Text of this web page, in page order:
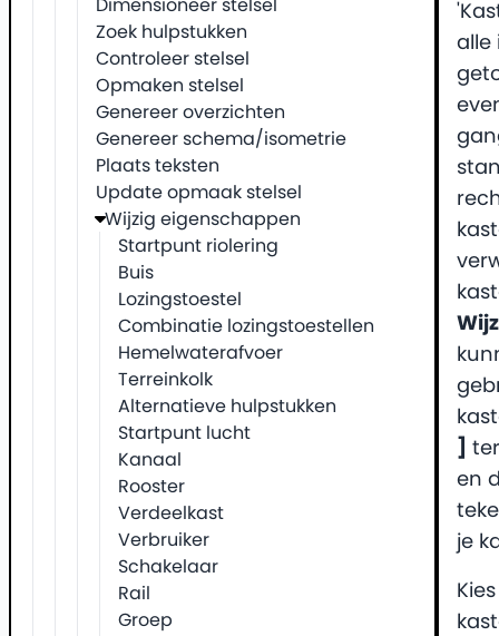
Dimensioneer stelsel
Zoek hulpstukken
Controleer stelsel
Opmaken stelsel
Genereer overzichten
Genereer schema/isometrie
Plaats teksten
Update opmaak stelsel
Wijzig eigenschappen
Startpunt riolering
Buis
Lozingstoestel
Combinatie lozingstoestellen
Hemelwaterafvoer
Terreinkolk
Alternatieve hulpstukken
Startpunt lucht
Kanaal
Rooster
Verdeelkast
Verbruiker
Schakelaar
Rail
Groep
alle
en
je